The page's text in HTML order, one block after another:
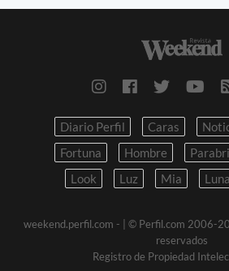
Diario Perfil Caras
Fortuna
Hombre
Look
Luz Mia
weekend.perfil.com -
| © Perfil.com 2006-
reservados
Registro de Propiedad